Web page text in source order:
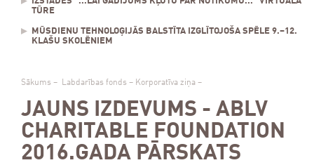
TŪRE
MŪSDIENU TEHNOLOĢIJĀS BALSTĪTA IZGLĪTOJOŠA SPĒLE 9.–12.
KLAŠU SKOLĒNIEM
Sākums – Labdarības fonds – Korporatīva ziņa –
JAUNS IZDEVUMS - ABLV
CHARITABLE FOUNDATION
2016.GADA PĀRSKATS